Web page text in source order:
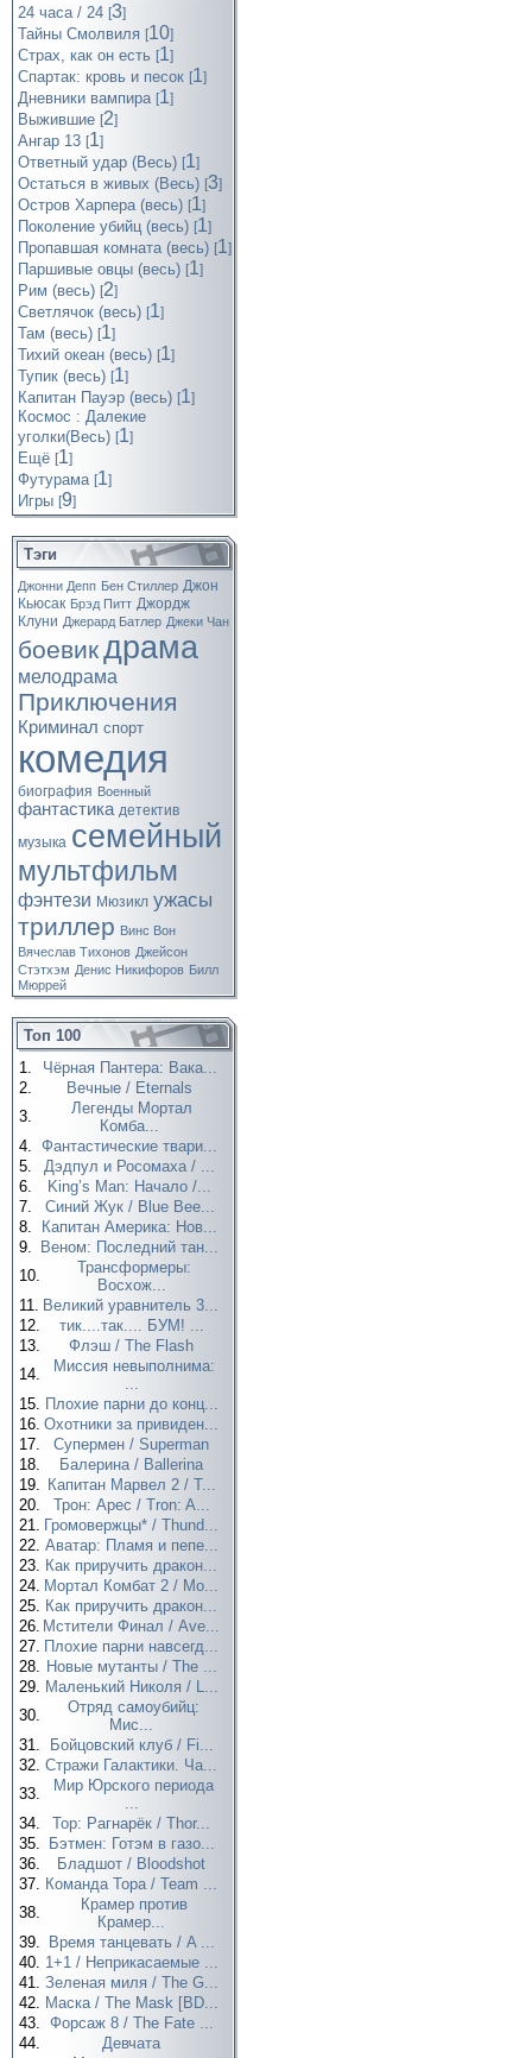
24 часа / 24 [3]
Тайны Смолвиля [10]
Страх, как он есть [1]
Спартак: кровь и песок [1]
Дневники вампира [1]
Выжившие [2]
Ангар 13 [1]
Ответный удар (Весь) [1]
Остаться в живых (Весь) [3]
Остров Харпера (весь) [1]
Поколение убийц (весь) [1]
Пропавшая комната (весь) [1]
Паршивые овцы (весь) [1]
Рим (весь) [2]
Светлячок (весь) [1]
Там (весь) [1]
Тихий океан (весь) [1]
Тупик (весь) [1]
Капитан Пауэр (весь) [1]
Космос : Далекие
уголки(Весь) [1]
Ещё [1]
Футурама [1]
Игры [9]
Тэги
Джонни Депп Бен Стиллер Джон
Кьюсак Брэд Питт Джордж
Клуни Джерард Батлер Джеки Чан
боевикдрама
мелодрама
Приключения
Криминал спорт
комедия
биография Военный
фантастика детектив
музыка семейный
мультфильм
фэнтези Мюзикл ужасы
триллер Винс Вон
Вячеслав Тихонов Джейсон
Стэтхэм Денис Никифоров Билл
Мюррей
Топ 100
1.
Чёрная Пантера: Вака...
2.
Вечные / Eternals
3.
Легенды Мортал
Комба...
4. Фантастические твари...
5.
Дэдпул и Росомаха / ...
6.
King’s Man: Начало /...
7.
Синий Жук / Blue Bee...
8.
Капитан Америка: Нов...
9.
Веном: Последний тан...
10.
Трансформеры:
Восхож...
11. Великий уравнитель 3...
12.
тик....так.... БУМ! ...
13.
Флэш / The Flash
14.
Миссия невыполнима:
...
15. Плохие парни до конц...
16. Охотники за привиден...
17.
Супермен / Superman
18.
Балерина / Ballerina
19. Капитан Марвел 2 / T...
20.
Трон: Арес / Tron: A...
21. Громовержцы* / Thund...
22. Аватар: Пламя и пепе...
23. Как приручить дракон...
24. Мортал Комбат 2 / Mo...
25. Как приручить дракон...
26. Мстители Финал / Ave...
27. Плохие парни навсегд...
28. Новые мутанты / The ...
29. Маленький Николя / L...
30.
Отряд самоубийц:
Мис...
31.
Бойцовский клуб / Fi...
32. Стражи Галактики. Ча...
33.
Мир Юрского периода
...
34.
Тор: Рагнарёк / Thor...
35.
Бэтмен: Готэм в газо...
36.
Бладшот / Bloodshot
37. Команда Тора / Team ...
38.
Крамер против
Крамер...
39.
Время танцевать / A ...
40. 1+1 / Неприкасаемые ...
41. Зеленая миля / The G...
42. Маска / The Mask [BD...
43. Форсаж 8 / The Fate ...
44.
Девчата